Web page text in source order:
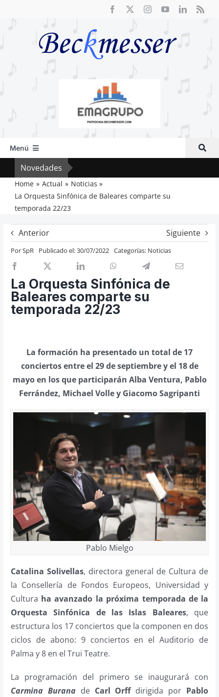
Menú
Inicio
Actual
Artículos
Crítica
Previos de ópera
Entrevistas
Recomendación
Cosas de Beckmesser
Nosotros y privacidad
Buscar:
Novedades
Home Actual
Noticias
La Orquesta Sinfónica de Baleares comparte su
temporada 22/23
Anterior Siguiente
PorSpR Publicado el: 30/07/2022 Categorías: Noticias
La Orquesta Sinfónica de
Baleares comparte su
temporada 22/23
La formación ha presentado un total de 17
conciertos entre el 29 de septiembre y el 18 de
mayo en los que participarán Alba Ventura, Pablo
Ferrández, Michael Volle y Giacomo Sagripanti
Pablo Mielgo
Catalina Solivellas, directora general de Cultura de
la Consellería de Fondos Europeos, Universidad y
Cultura ha avanzado la próxima temporada de la
Orquesta Sinfónica de las Islas Baleares, que
estructura los 17 conciertos que la componen en dos
ciclos de abono: 9 conciertos en el Auditorio de
Palma y 8 en el Trui Teatre.
La programación del primero se inaugurará con
Carmina Buranade Carl Orffdirigida por Pablo